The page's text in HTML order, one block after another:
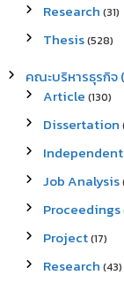
Research (31)
Thesis(528)
คณะบริหารธุรกิ
Article (130)
Dissertation
Job Analysis
Proceedings
Project(17)
Research (43)